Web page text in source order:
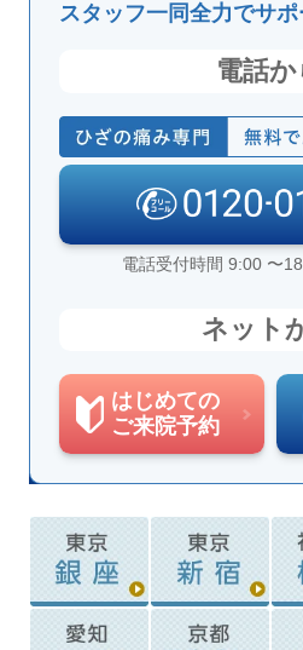
スタッフ一同全力でサ
電話か
電話受付時間 9:00 〜
ネット
はじめての
ご来院予約